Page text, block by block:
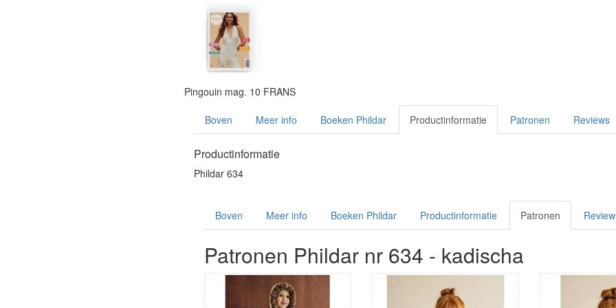
Pingouin mag. 10 FRANS
Boven Meer info Boeken Phildar Productinformatie Patronen Reviews
Productinformatie
Phildar 634
Boven Meer info Boeken Phildar Productinformatie Patronen
Patronen Phildar nr 634 - kadischa